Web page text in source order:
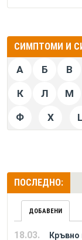
СИМПТОМИ И
А Б В
К Л М
Ф Х
ПОСЛЕДНО:
ДОБАВЕНИ
18.03.
Кръвно